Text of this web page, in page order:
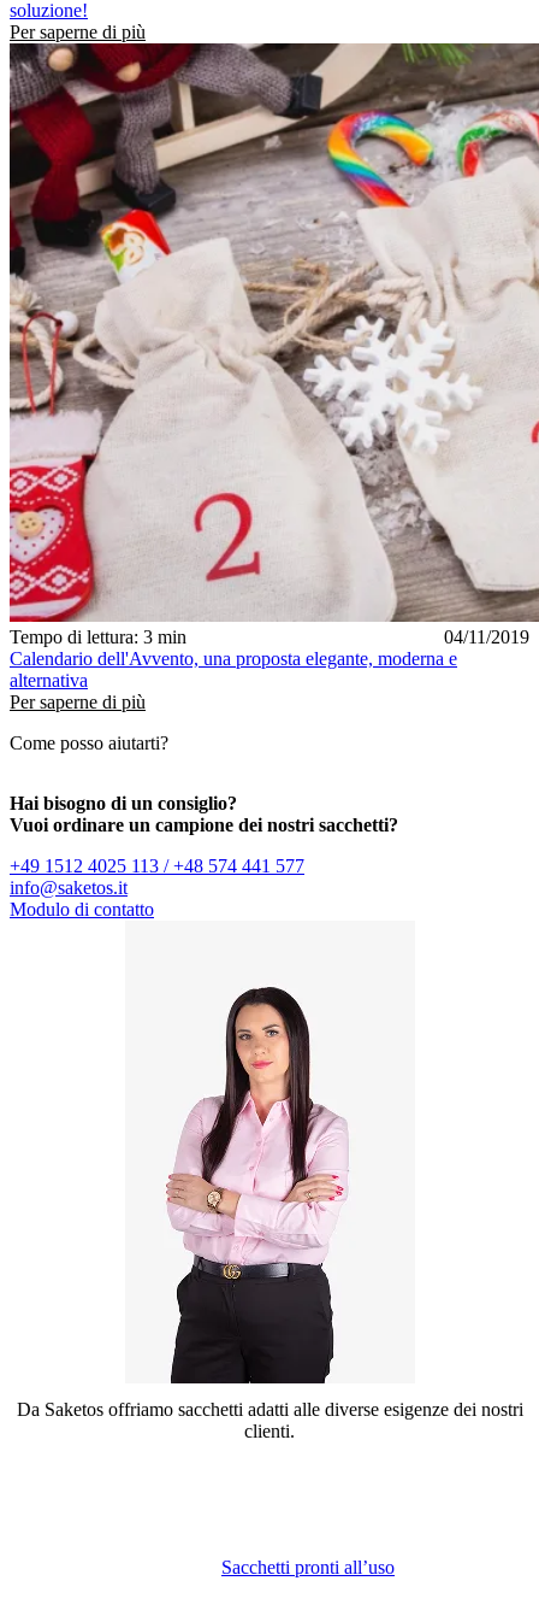
soluzione!
Per saperne di più
Tempo di lettura: 3 min
04/11/2019
Calendario dell'Avvento, una proposta elegante, moderna e
alternativa
Per saperne di più
Come posso aiutarti?
Hai bisogno di un consiglio?
Vuoi ordinare un campione dei nostri sacchetti?
+49 1512 4025 113 / +48 574 441 577
info@saketos.it
Modulo di contatto
Da Saketos offriamo sacchetti adatti alle diverse esigenze dei nostri
clienti.
Sacchetti pronti all’uso